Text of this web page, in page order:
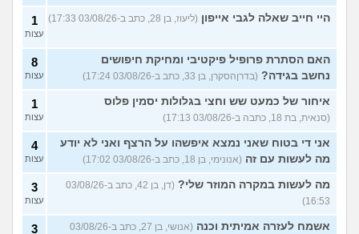
היי חייב שאלה לגבי אייפון (ליעוז, בן 28, כתב ב-03/08/26 17:33) 1
עצות
האם הסתרת פרופיל פיקטיבי ומחיקת חיפושים
נחשב בגידה? (בדרןהסקרן, בן 33, כתב ב-03/08/26 17:24)
8
עצות
איחור של כמעט שש וחצי בגלולות יסמין פלוס
(סנאית, בת 18, כתבה ב-03/08/26 17:13)
1
עצות
אני די בטוח שאני נמצא איפשהו על הרצף ואני לא יודע
מה לעשות עם זה (אנונימי, בן 18, כתב ב-03/08/26 17:02)
4
עצות
מה לעשות במקרה המוזר שלי?
(דן, בן 42, כתב ב-03/08/26
16:53)
3
עצות
אשמח לעזרה אמיתית וכנה
(אנושי, בן 27, כתב ב-03/08/26
3